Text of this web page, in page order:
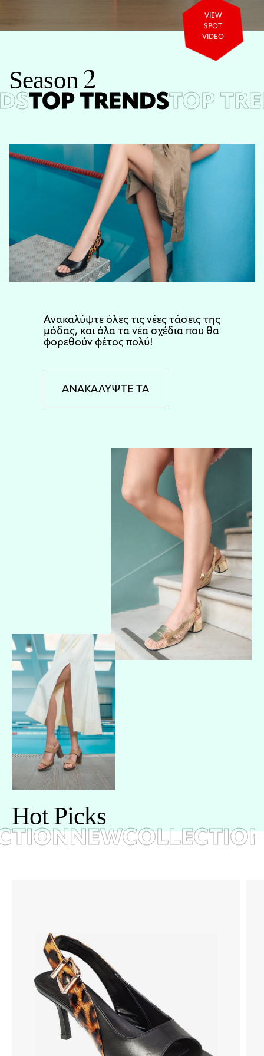
VIEW
SPOT
VIDEO
Season2
TOP TRENDSTOP
Aνακαλύψτε όλες τις νέες τάσεις της
μόδας, και όλα τα νέα σχέδια που θα
φορεθούν φέτος πολύ!
ΑΝΑΚΑΛΥΨΤΕ ΤΑ
HotPicks
NEWCOLLECTION